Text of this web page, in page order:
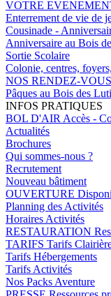
VOTRE
Enterrement de vie de
Cousinade -
Anniversaire au Bois
Sortie Scolaire
Colonie, centres,
NOS RENDEZ-VOUS
Pâques au Bois des
INFOS PRATIQUES
BOL D'AIR Accès -
Actualités
Brochures
Qui sommes-nous ?
Recrutement
Nouveau bâtiment
OUVERTURE
Planning des Activités
Horaires Activités
RESTAURATION
TARIFS Tarifs
Tarifs Hébergements
Tarifs Activités
Nos Packs Aventure